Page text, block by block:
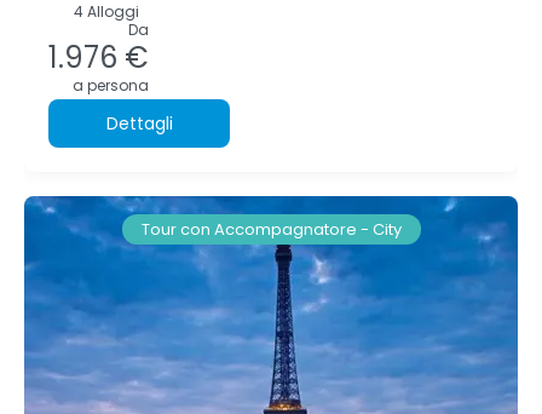
4 Alloggi
Da
1.976 €
a persona
Dettagli
Tour con Accompagnatore - City